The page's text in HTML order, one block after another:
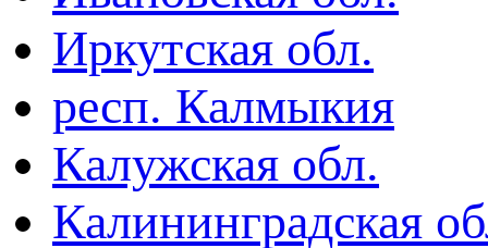
Иркутская обл.
респ. Калмыкия
Калужская обл.
Калининградская